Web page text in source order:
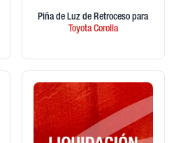
Piña de Luz de Retroceso para
ToyotaCorolla